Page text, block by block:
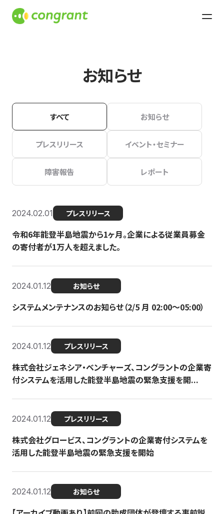
お知らせ
すべて お知らせ
プレスリリース イベント・セミナー
障害報告 レポート
2024.02.01 プレスリリース
令和6年能登半島地震から1ヶ月。企業による従業員募金
の寄付者が1万人を超えました。
2024.01.12 お知らせ
システムメンテナンスのお知らせ（2/5 月 02:00〜05:00）
2024.01.12 プレスリリース
株式会社ジェネシア・ベンチャーズ、コングラントの企業寄
付システムを活用した能登半島地震の緊急支援を開...
2024.01.12 プレスリリース
株式会社グロービス、コングラントの企業寄付システムを
活用した能登半島地震の緊急支援を開始
2024.01.12 お知らせ